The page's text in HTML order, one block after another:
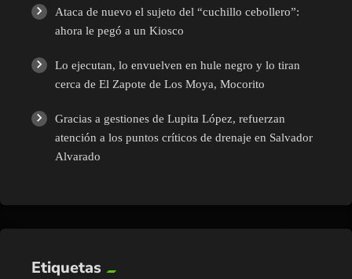
Ataca de nuevo el sujeto del “cuchillo cebollero”:
ahora le pegó a un Kiosco
Lo ejecutan, lo envuelven en hule negro y lo tiran
cerca de El Zapote de Los Moya, Mocorito
Gracias a gestiones de Lupita López, refuerzan
atención a los puntos críticos de drenaje en Salvador
Alvarado
Etiquetas